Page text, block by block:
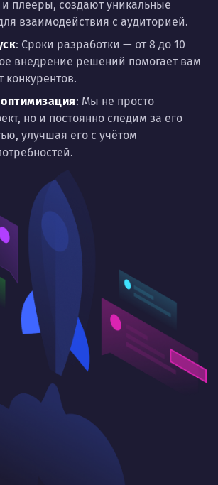
плееры, создают уникальные
взаимодействия с аудиторией.
: Сроки разработки — от 8 до 10
внедрение решений помогает вам
конкурентов.
: Мы не просто
но и постоянно следим за его
улучшая его с учётом